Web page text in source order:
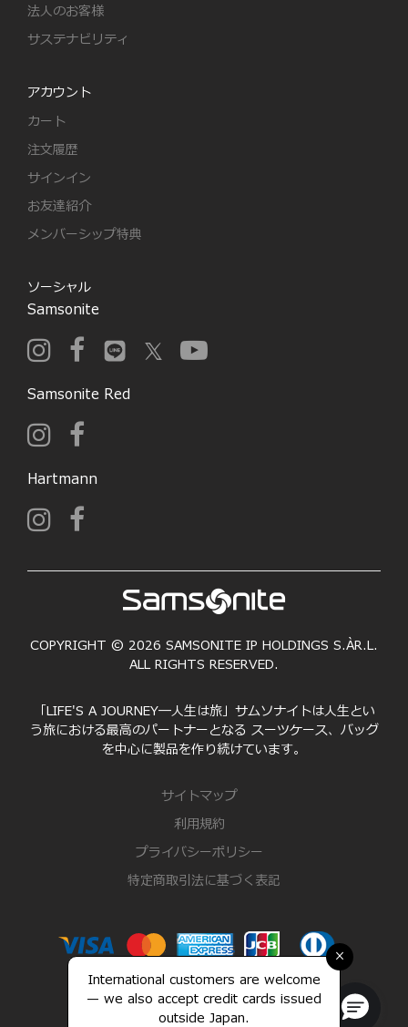
×
International customers are welcome
— we also accept credit cards issued
outside Japan.
法人のお客様
サステナビリティ
アカウント
カート
注文履歴
サインイン
お友達紹介
メンバーシップ特典
ソーシャル
Samsonite
Samsonite Red
Hartmann
COPYRIGHT © 2026 SAMSONITE IP HOLDINGS S.ÀR.L.
ALL RIGHTS RESERVED.
「LIFE'S A JOURNEY―人生は旅」サムソナイトは人生とい
う旅における最高のパートナーとなる スーツケース、バッグ
を中心に製品を作り続けています。
サイトマップ
利用規約
プライバシーポリシー
特定商取引法に基づく表記